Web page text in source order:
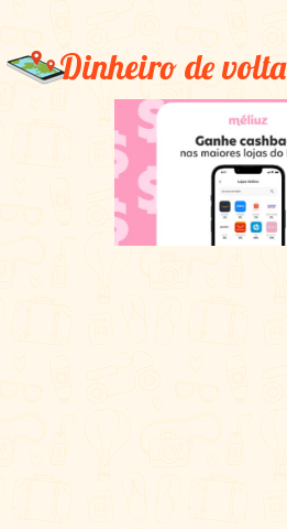
Dinheiro de volta